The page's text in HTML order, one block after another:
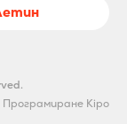
Програмиране Kipo